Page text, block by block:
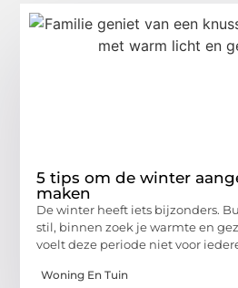
5 tips om de winter
maken
De winter heeft iets bijzonders.
stil, binnen zoek je warmte en
voelt deze periode niet voor
Woning En Tuin